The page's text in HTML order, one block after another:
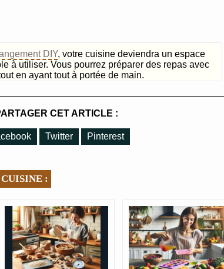
DIY, votre cuisine deviendra un espace
à utiliser. Vous pourrez préparer des repas avec
en ayant tout à portée de main.
CET ARTICLE :
Twitter Pinterest
: